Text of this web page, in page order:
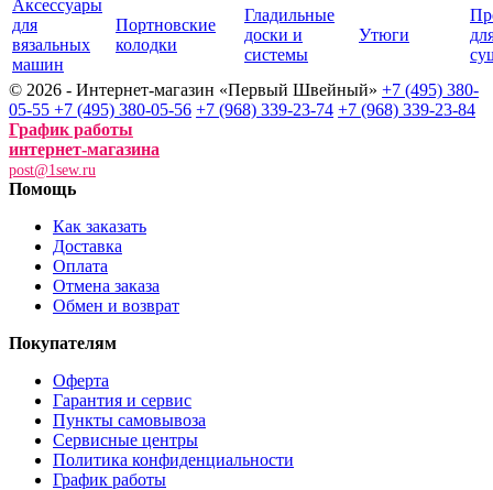
Аксессуары
для
вязальных
машин
Портновские
колодки
Гладильные
доски и
системы
Утюги
© 2026 - Интернет-магазин «Первый Швейный» +7 (495) 380-
05-55 +7 (495) 380-05-56 +7 (968) 339-23-74 +7 (968) 339-23-84
График работы
интернет-магазина
post@1sew.ru
Помощь
Как заказать
Доставка
Оплата
Отмена заказа
Обмен и возврат
Покупателям
Оферта
Гарантия и сервис
Пункты самовывоза
Сервисные центры
Политика конфиденциальности
График работы